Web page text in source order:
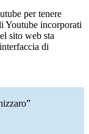
per tenere
Youtube incorporati
sito web sta
di